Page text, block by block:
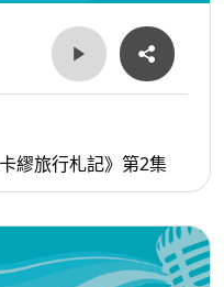
繆旅行札記》第2集